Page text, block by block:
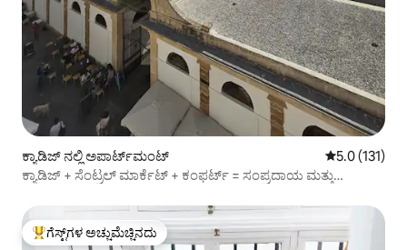
ಕ್ಯಾಡಿಜ್ ನಲ್ಲಿ ಅಪಾರ್ಟ್‌ಮಂಟ್ 5 ರಲ್ಲಿ 5.0
5.0 (131)
ಕ್ಯಾಡಿಜ್ + ಸೆಂಟ್ರಲ್ ಮಾರ್ಕೆಟ್ + ಕಂಫರ್ಟ್ = ಸಂಪ್ರದಾಯ ಮತ್ತು
ಗೆಸ್ಟ್‌ಗಳಿಗೆ ಅತಿ ಹೆಚ್ಚು ಅಚ್ಚುಮೆಚ್ಚಿನದು
ಗೆಸ್ಟ್‌ಗಳ ಅಚ್ಚುಮೆಚ್ಚಿನದು